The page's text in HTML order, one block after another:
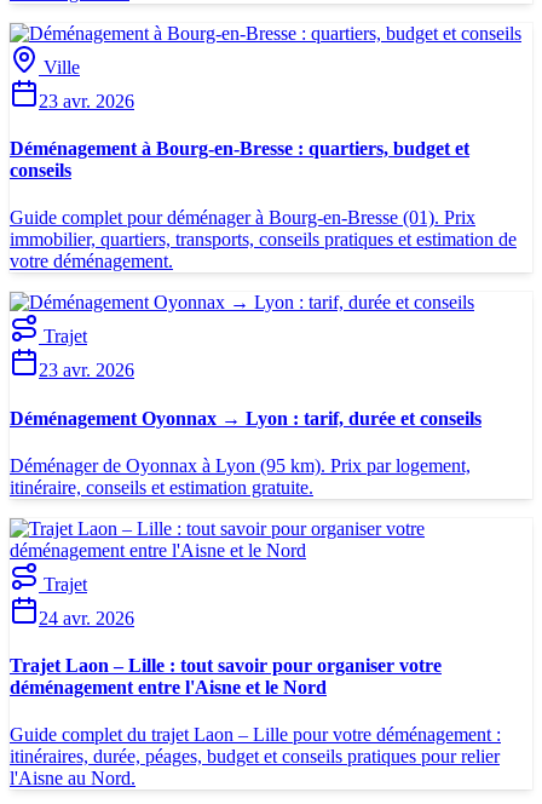
Ville
23 avr. 2026
Déménagement à Bourg-en-Bresse : quartiers, budget et
conseils
Guide complet pour déménager à Bourg-en-Bresse (01). Prix
immobilier, quartiers, transports, conseils pratiques et estimation de
votre déménagement.
Trajet
23 avr. 2026
Déménagement Oyonnax → Lyon : tarif, durée et conseils
Déménager de Oyonnax à Lyon (95 km). Prix par logement,
itinéraire, conseils et estimation gratuite.
Trajet
24 avr. 2026
Trajet Laon – Lille : tout savoir pour organiser votre
déménagement entre l'Aisne et le Nord
Guide complet du trajet Laon – Lille pour votre déménagement :
itinéraires, durée, péages, budget et conseils pratiques pour relier
l'Aisne au Nord.